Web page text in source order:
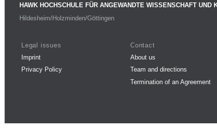
HAWK HOCHSCHULE FÜR ANGEWANDTE WISSENSCHAFT UND
Hildesheim/Holzminden/Göttingen
Legal issues
Imprint
Privacy Policy
Contact
About us
Team and directions
Termination of an Agreement